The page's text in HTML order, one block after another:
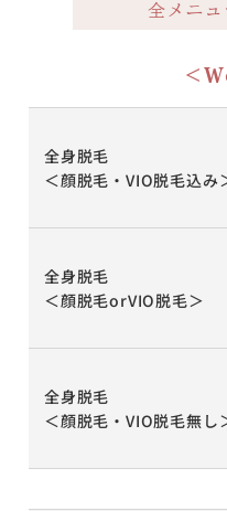
全メニ
＜
全身脱毛
＜顔脱毛・VIO脱毛込み
全身脱毛
＜顔脱毛orVIO脱毛＞
全身脱毛
＜顔脱毛・VIO脱毛無し